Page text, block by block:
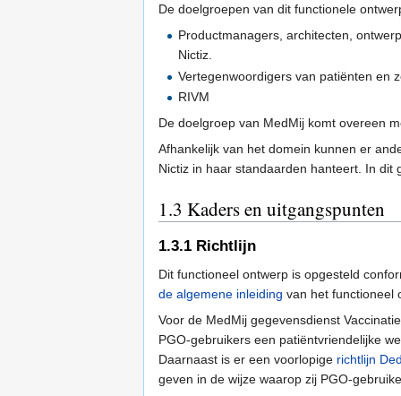
De doelgroepen van dit functionele
Productmanagers, architecten,
Nictiz.
Vertegenwoordigers van patiënten en
RIVM
De doelgroep van MedMij komt overeen
Afhankelijk van het domein kunnen er
Nictiz in haar standaarden hanteert. In dit
1.3 Kaders en uitgangspunten
1.3.1 Richtlijn
Dit functioneel ontwerp is opgesteld
de algemene inleiding van het functioneel
Voor de MedMij gegevensdienst
PGO-gebruikers een patiëntvriendelijke
Daarnaast is er een voorlopige richtlijn
geven in de wijze waarop zij PGO-